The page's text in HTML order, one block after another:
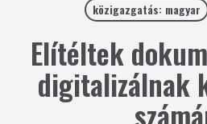
közigazgatás: magyar
Elítéltek
digitalizálnak